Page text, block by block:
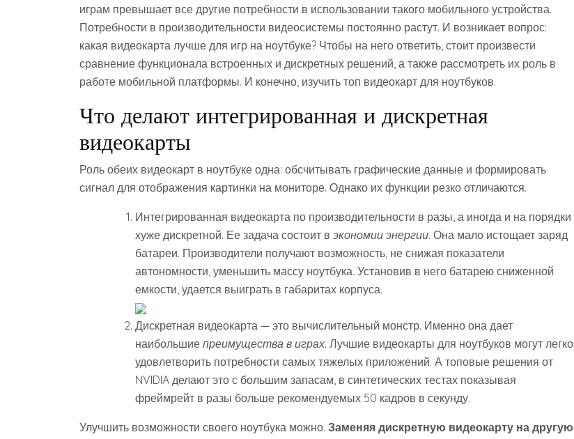
играм превышает все другие потребности в использовании такого мобильного устройства.
Потребности в производительности видеосистемы постоянно растут. И возникает вопрос:
какая видеокарта лучше для игр на ноутбуке? Чтобы на него ответить, стоит произвести
сравнение функционала встроенных и дискретных решений, а также рассмотреть их роль в
работе мобильной платформы. И конечно, изучить топ видеокарт для ноутбуков.
Что делают интегрированная и дискретная
видеокарты
Роль обеих видеокарт в ноутбуке одна: обсчитывать графические данные и формировать
сигнал для отображения картинки на мониторе. Однако их функции резко отличаются.
Интегрированная видеокарта по производительности в разы, а иногда и на порядки
хуже дискретной. Ее задача состоит в экономии энергии. Она мало истощает заряд
батареи. Производители получают возможность, не снижая показатели
автономности, уменьшить массу ноутбука. Установив в него батарею сниженной
емкости, удается выиграть в габаритах корпуса.
Дискретная видеокарта — это вычислительный монстр. Именно она дает
наибольшие преимущества в играх. Лучшие видеокарты для ноутбуков могут легко
удовлетворить потребности самых тяжелых приложений. А топовые решения от
NVIDIA делают это с большим запасам, в синтетических тестах показывая
фреймрейт в разы больше рекомендуемых 50 кадров в секунду.
Улучшить возможности своего ноутбука можно. Заменяя дискретную видеокарту на другую